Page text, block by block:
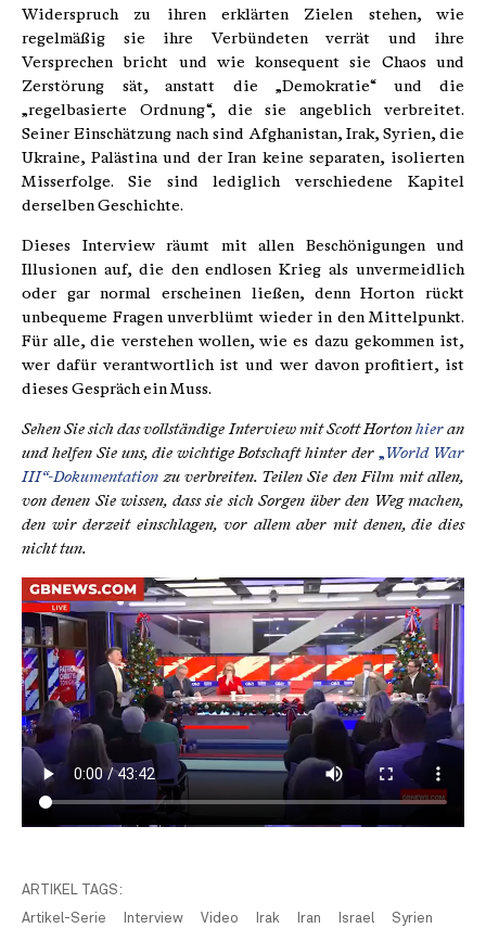
Widerspruch zu ihren erklärten Zielen stehen, wie
regelmäßig sie ihre Verbündeten verrät und ihre
Versprechen bricht und wie konsequent sie Chaos und
Zerstörung sät, anstatt die „Demokratie“ und die
„regelbasierte Ordnung“, die sie angeblich verbreitet.
Seiner Einschätzung nach sind Afghanistan, Irak, Syrien, die
Ukraine, Palästina und der Iran keine separaten, isolierten
Misserfolge. Sie sind lediglich verschiedene Kapitel
derselben Geschichte.
Dieses Interview räumt mit allen Beschönigungen und
Illusionen auf, die den endlosen Krieg als unvermeidlich
oder gar normal erscheinen ließen, denn Horton rückt
unbequeme Fragen unverblümt wieder in den Mittelpunkt.
Für alle, die verstehen wollen, wie es dazu gekommen ist,
wer dafür verantwortlich ist und wer davon profitiert, ist
dieses Gespräch ein Muss.
Sehen Sie sich das vollständige Interview mit Scott Horton hieran
und helfen Sie uns, die wichtige Botschaft hinter der„ World War
III“-Dokumentation zu verbreiten. Teilen Sie den Film mit allen,
von denen Sie wissen, dass sie sich Sorgen über den Weg machen,
den wir derzeit einschlagen, vor allem aber mit denen, die dies
nicht tun.
ARTIKEL TAGS:
Artikel-Serie
Interview Video Irak Iran Israel Syrien